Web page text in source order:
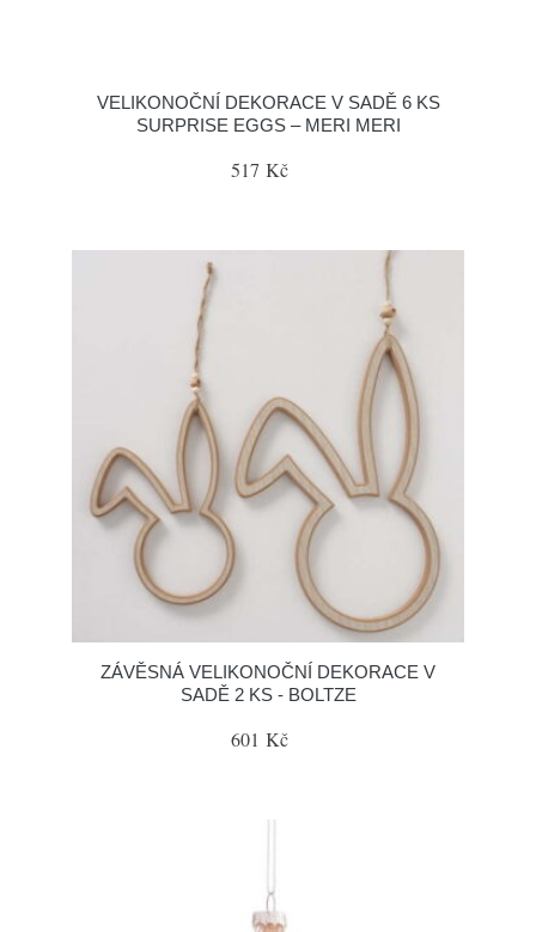
VELIKONOČNÍ DEKORACE V SADĚ 6 KS
SURPRISE EGGS – MERI MERI
517 Kč
ZÁVĚSNÁ VELIKONOČNÍ DEKORACE V
SADĚ 2 KS - BOLTZE
601 Kč